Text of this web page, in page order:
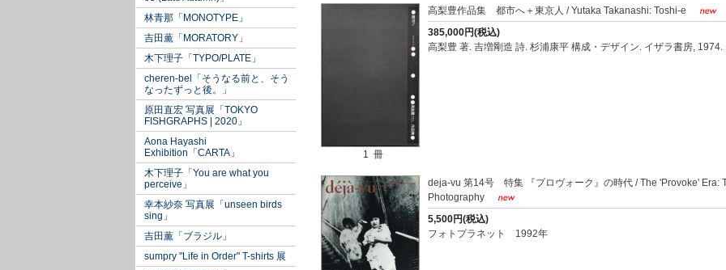
林青那「MONOTYPE」
吉田薫「MORATORY」
木下理子「TYPO/PLATE」
cheren-bel「そうなる前と、そう
なったずっと後。」
原田直宏 写真展「TOKYO
FISHGRAPHS | 2020」
Aona Hayashi
Exhibition「CARTA」
木下理子「You are what you
perceive」
幸本紗奈 写真展「unseen birds
sing」
吉田薫「ブラジル」
sumpry "Life in Order" T-shirts 展
1 冊
高梨豊作品集 都市へ＋東京人 / Yutaka Takanashi: Toshi-e
385,000円(税込)
高梨豊 著. 吉増剛造 詩. 杉浦康平 構成・デザイン. イザラ書房, 1974.
deja-vu 第14号 特集 『プロヴォーク』の時代 / The 'Provoke' Era:
Photography
5,500円(税込)
フォトプラネット 1992年